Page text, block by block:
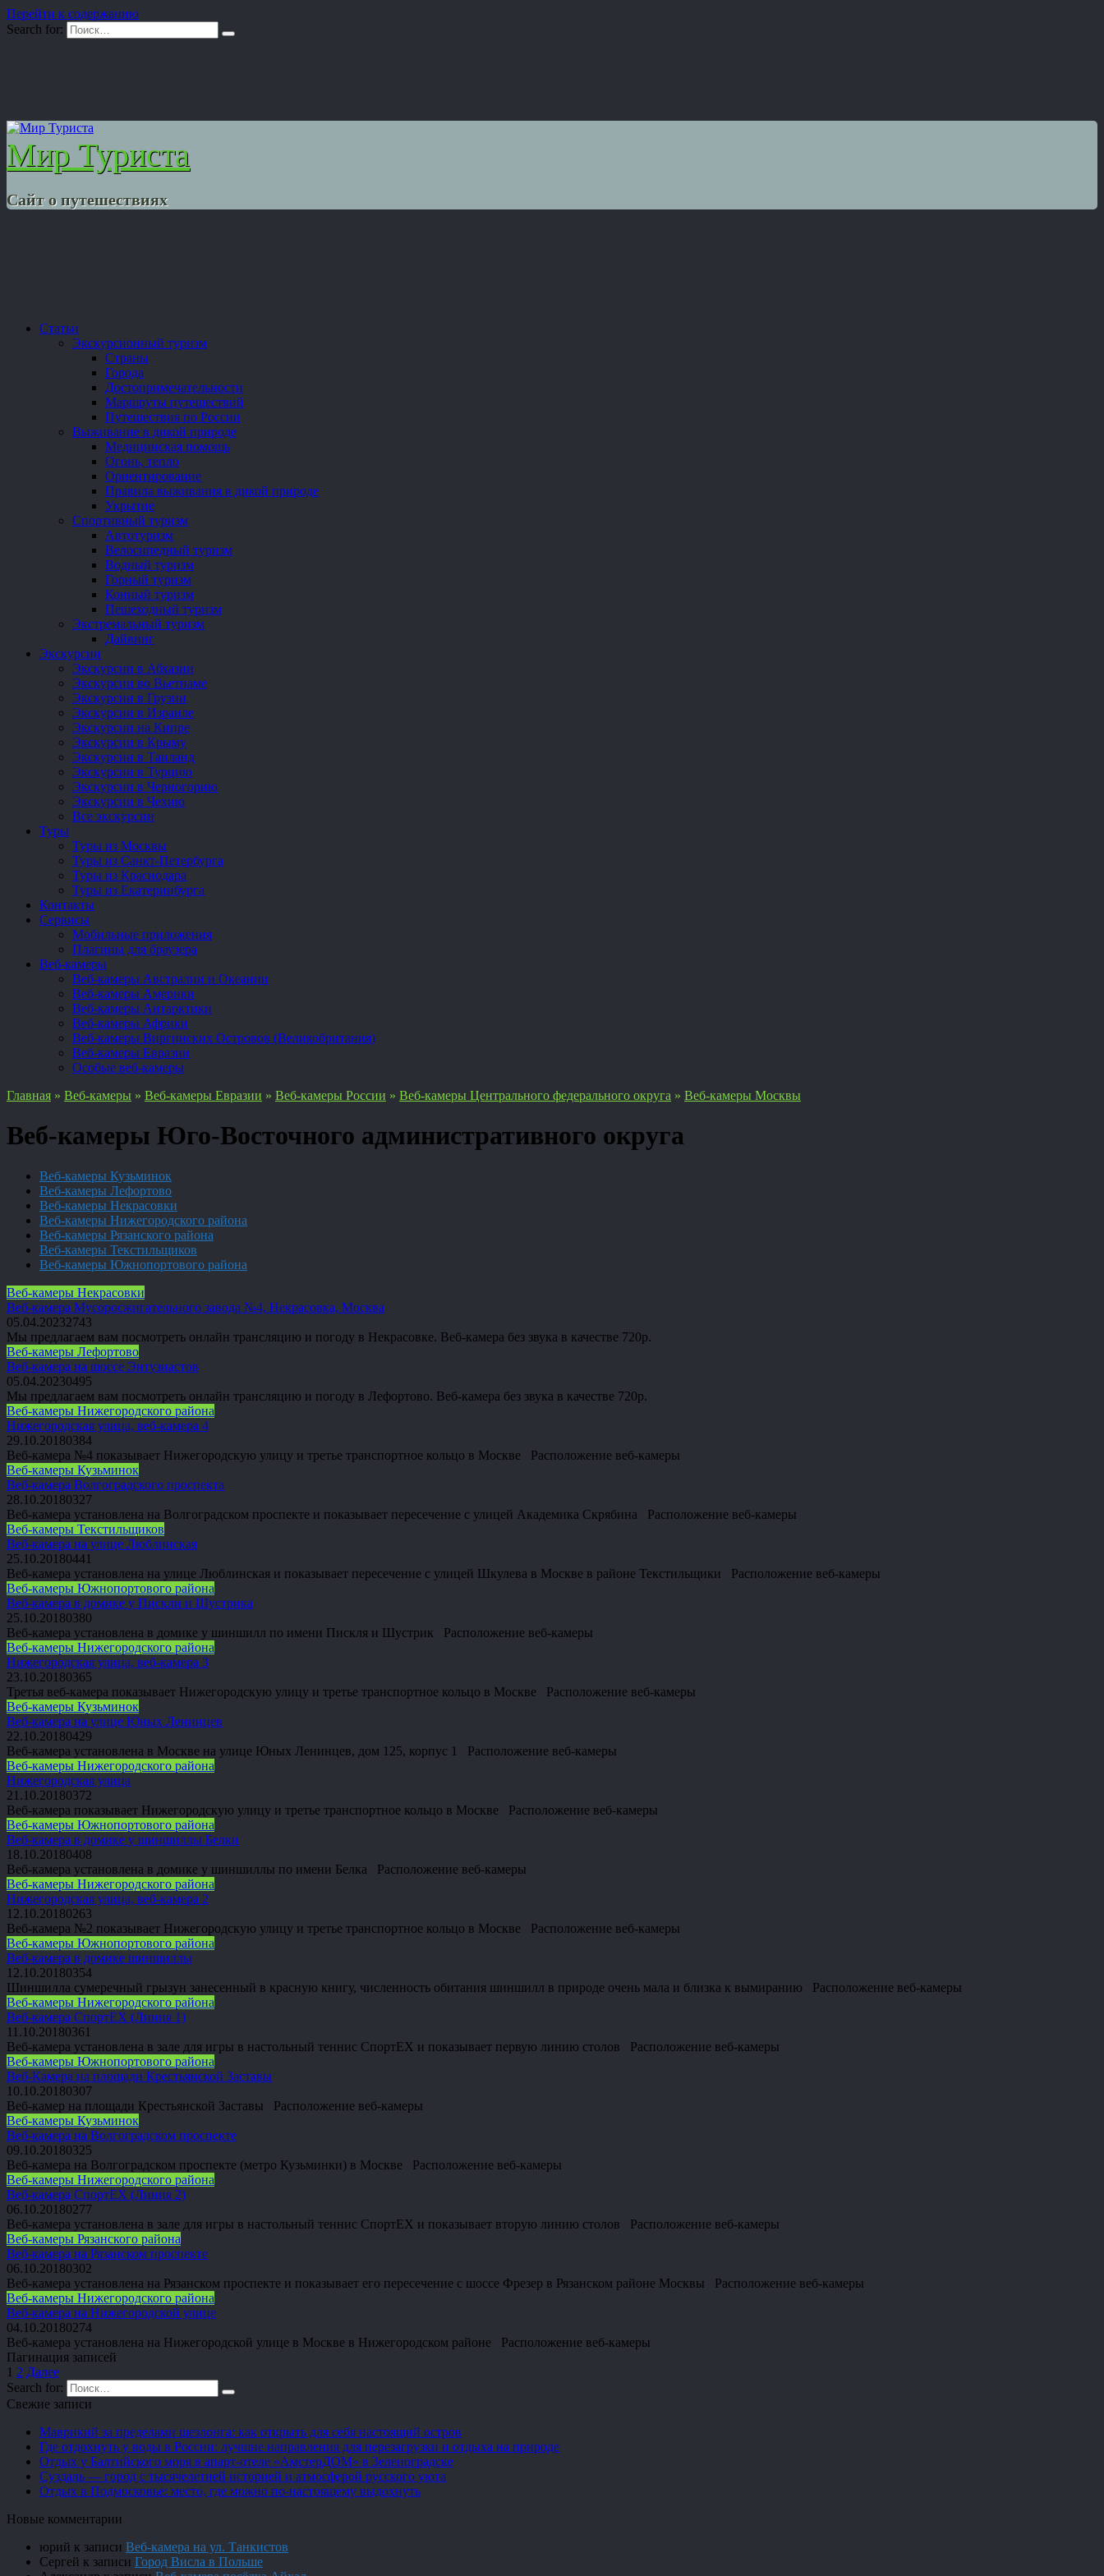
Перейти к содержанию
Search for:
Мир Туриста
Сайт о путешествиях
Статьи
Экскурсионный туризм
Страны
Города
Достопримечательности
Маршруты путешествий
Путешествия по России
Выживание в дикой природе
Медицинская помощь
Огонь, тепло
Ориентирование
Правила выживания в дикой природе
Укрытие
Спортивный туризм
Автотуризм
Велосипедный туризм
Водный туризм
Горный туризм
Конный туризм
Пешеходный туризм
Экстремальный туризм
Дайвинг
Экскурсии
Экскурсии в Абхазии
Экскурсии во Вьетнаме
Экскурсии в Грузии
Экскурсии в Израиле
Экскурсии на Кипре
Экскурсии в Крыму
Экскурсии в Таиланд
Экскурсии в Турцию
Экскурсии в Черногорию
Экскурсии в Чехию
Все экскурсии
Туры
Туры из Москвы
Туры из Санкт-Петербурга
Туры из Краснодара
Туры из Екатеринбурга
Контакты
Сервисы
Мобильные приложения
Плагины для браузера
Веб-камеры
Веб-камеры Австралии и Океании
Веб-камеры Америки
Веб-камеры Антарктики
Веб-камеры Африки
Веб-камеры Виргинских Островов (Великобритания)
Веб-камеры Евразии
Особые веб-камеры
Главная » Веб-камеры » Веб-камеры Евразии » Веб-камеры России » Веб-камеры Центрального федерального округа » Веб-камеры Москвы
Веб-камеры Юго-Восточного административного округа
Веб-камеры Кузьминок
Веб-камеры Лефортово
Веб-камеры Некрасовки
Веб-камеры Нижегородского района
Веб-камеры Рязанского района
Веб-камеры Текстильщиков
Веб-камеры Южнопортового района
Веб-камеры Некрасовки
Веб-камера Мусоросжигательного завода №4, Некрасовка, Москва
05.04.20232743
Мы предлагаем вам посмотреть онлайн трансляцию и погоду в Некрасовке. Веб-камера без звука в качестве 720p.
Веб-камеры Лефортово
Веб-камера на шоссе Энтузиастов
05.04.20230495
Мы предлагаем вам посмотреть онлайн трансляцию и погоду в Лефортово. Веб-камера без звука в качестве 720p.
Веб-камеры Нижегородского района
Нижегородская улица, веб-камера 4
29.10.20180384
Веб-камера №4 показывает Нижегородскую улицу и третье транспортное кольцо в Москве Расположение веб-камеры
Веб-камеры Кузьминок
Веб-камера Волгоградского проспекта
28.10.20180327
Веб-камера установлена на Волгоградском проспекте и показывает пересечение с улицей Академика Скрябина Расположение веб-камеры
Веб-камеры Текстильщиков
Веб-камера на улице Люблинская
25.10.20180441
Веб-камера установлена на улице Люблинская и показывает пересечение с улицей Шкулева в Москве в районе Текстильщики Расположение веб-камеры
Веб-камеры Южнопортового района
Веб-камера в домике у Пискли и Шустрика
25.10.20180380
Веб-камера установлена в домике у шиншилл по имени Пискля и Шустрик Расположение веб-камеры
Веб-камеры Нижегородского района
Нижегородская улица, веб-камера 3
23.10.20180365
Третья веб-камера показывает Нижегородскую улицу и третье транспортное кольцо в Москве Расположение веб-камеры
Веб-камеры Кузьминок
Веб-камера на улице Юных Ленинцев
22.10.20180429
Веб-камера установлена в Москве на улице Юных Ленинцев, дом 125, корпус 1 Расположение веб-камеры
Веб-камеры Нижегородского района
Нижегородская улица
21.10.20180372
Веб-камера показывает Нижегородскую улицу и третье транспортное кольцо в Москве Расположение веб-камеры
Веб-камеры Южнопортового района
Веб-камера в домике у шиншиллы Белки
18.10.20180408
Веб-камера установлена в домике у шиншиллы по имени Белка Расположение веб-камеры
Веб-камеры Нижегородского района
Нижегородская улица, веб-камера 2
12.10.20180263
Веб-камера №2 показывает Нижегородскую улицу и третье транспортное кольцо в Москве Расположение веб-камеры
Веб-камеры Южнопортового района
Веб-камера в домике шиншиллы
12.10.20180354
Шиншилла сумеречный грызун занесенный в красную книгу, численность обитания шиншилл в природе очень мала и близка к вымиранию Расположение веб-камеры
Веб-камеры Нижегородского района
Веб-камера СпортEX (Линия 1)
11.10.20180361
Веб-камера установлена в зале для игры в настольный теннис СпортEX и показывает первую линию столов Расположение веб-камеры
Веб-камеры Южнопортового района
Веб-Камера на площади Крестьянской Заставы
10.10.20180307
Веб-камер на площади Крестьянской Заставы Расположение веб-камеры
Веб-камеры Кузьминок
Веб-камера на Волгоградском проспекте
09.10.20180325
Веб-камера на Волгоградском проспекте (метро Кузьминки) в Москве Расположение веб-камеры
Веб-камеры Нижегородского района
Веб-камера СпортEX (Линия 2)
06.10.20180277
Веб-камера установлена в зале для игры в настольный теннис СпортEX и показывает вторую линию столов Расположение веб-камеры
Веб-камеры Рязанского района
Веб-камера на Рязанском проспекте
06.10.20180302
Веб-камера установлена на Рязанском проспекте и показывает его пересечение с шоссе Фрезер в Рязанском районе Москвы Расположение веб-камеры
Веб-камеры Нижегородского района
Веб-камера на Нижегородской улице
04.10.20180274
Веб-камера установлена на Нижегородской улице в Москве в Нижегородском районе Расположение веб-камеры
Пагинация записей
1 2 Далее
Search for:
Свежие записи
Маврикий за пределами шезлонга: как открыть для себя настоящий остров
Где отдохнуть у воды в России: лучшие направления для перезагрузки и отдыха на природе
Отдых у Балтийского моря в апарт-отеле «АмстерДОМ» в Зеленоградске
Суздаль — город с тысячелетней историей и атмосферой русского уюта
Отдых в Подмосковье: место, где можно по-настоящему выдохнуть
Новые комментарии
юрий к записи Веб-камера на ул. Танкистов
Сергей к записи Город Висла в Польше